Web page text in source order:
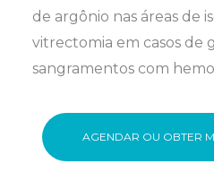
de argônio nas áreas de
vitrectomia em casos de
sangramentos com
AGENDAR OU OBTER